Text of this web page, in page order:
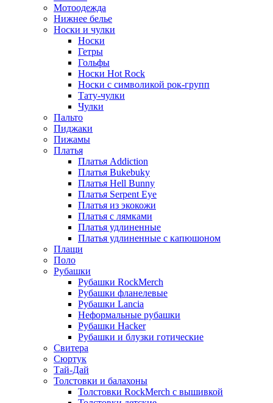
Мотоодежда
Нижнее белье
Носки и чулки
Носки
Гетры
Гольфы
Носки Hot Rock
Носки с символикой рок-групп
Тату-чулки
Чулки
Пальто
Пиджаки
Пижамы
Платья
Платья Addiction
Платья Bukebuky
Платья Hell Bunny
Платья Serpent Eye
Платья из экокожи
Платья с лямками
Платья удлиненные
Платья удлиненные с капюшоном
Плащи
Поло
Рубашки
Рубашки RockMerch
Рубашки фланелевые
Рубашки Lancia
Неформальные рубашки
Рубашки Hacker
Рубашки и блузки готические
Свитера
Сюртук
Тай-Дай
Толстовки и балахоны
Толстовки RockMerch с вышивкой